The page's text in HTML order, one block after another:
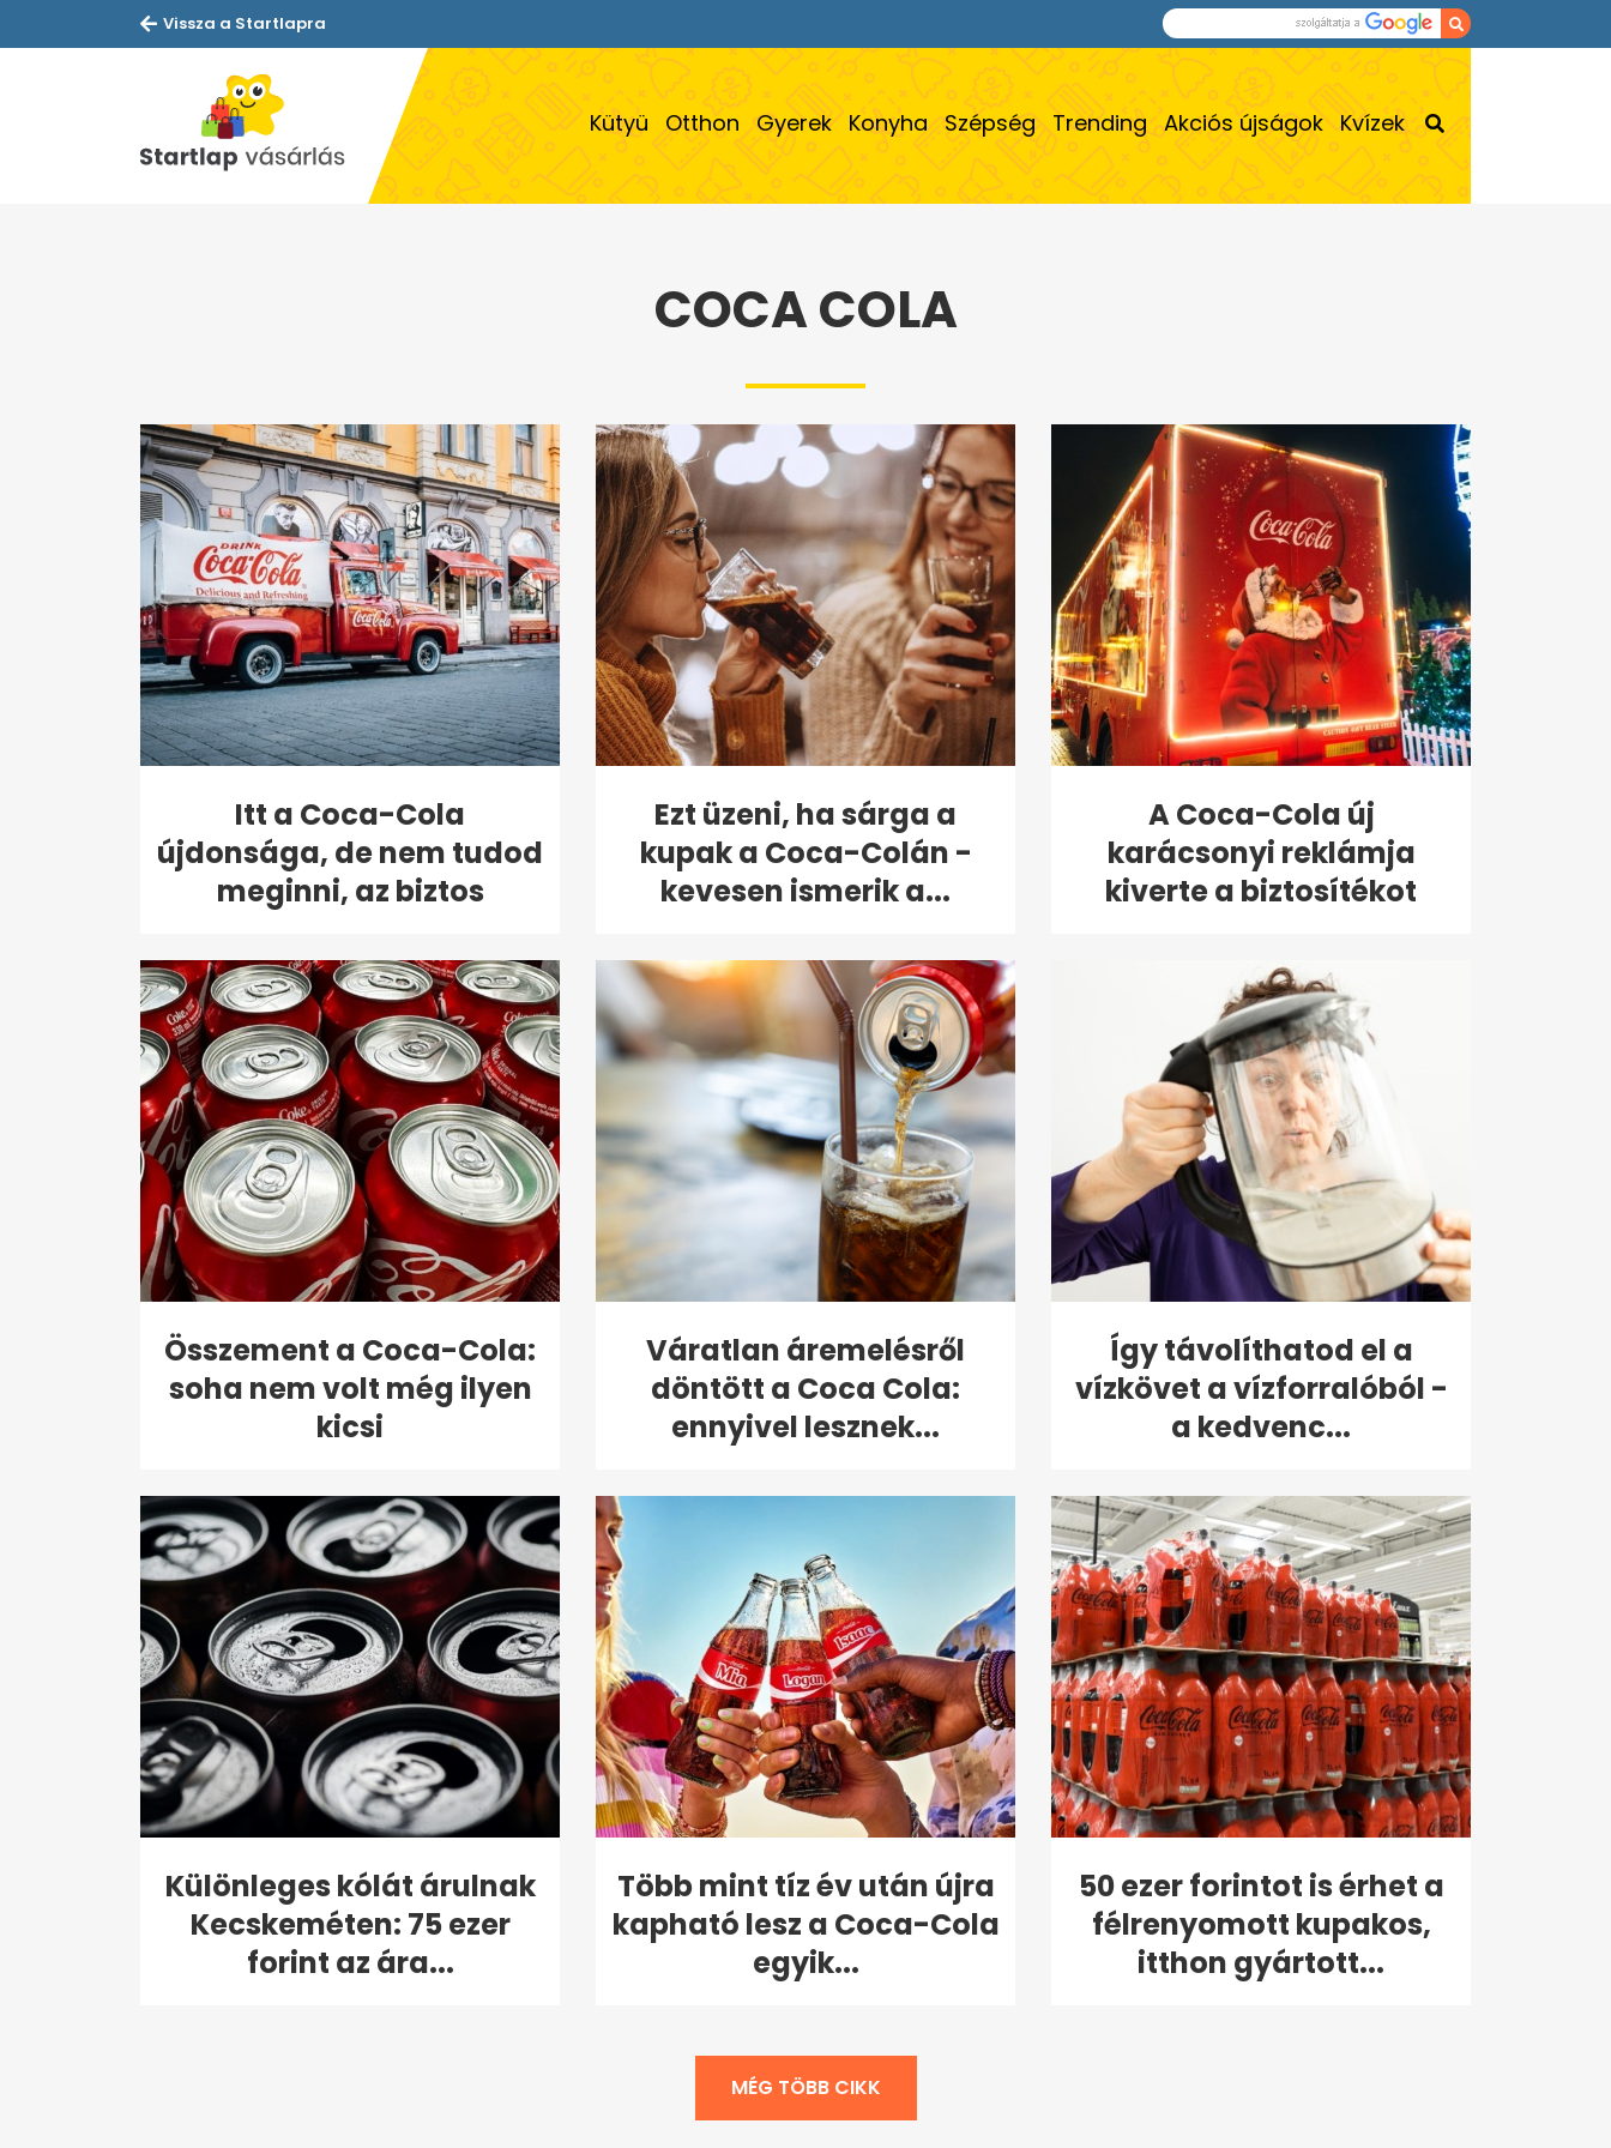
Vissza a Startlapra
Kütyü Otthon Gyerek Konyha Szépség Trending Akciós újságok Kvízek
COCA COLA
Itt a Coca-Cola
újdonsága, de nem tudod
meginni, az biztos
Ezt üzeni, ha sárga a
kupak a Coca-Colán -
kevesen ismerik a...
A Coca-Cola új
karácsonyi reklámja
kiverte a biztosítékot
Összement a Coca-Cola:
soha nem volt még ilyen
kicsi
Váratlan áremelésről
döntött a Coca Cola:
ennyivel lesznek...
Így távolíthatod el a
vízkövet a vízforralóból -
a kedvenc...
Különleges kólát árulnak
Kecskeméten: 75 ezer
forint az ára...
Több mint tíz év után újra
kapható lesz a Coca-Cola
egyik...
50 ezer forintot is érhet a
félrenyomott kupakos,
itthon gyártott...
MÉG TÖBB CIKK